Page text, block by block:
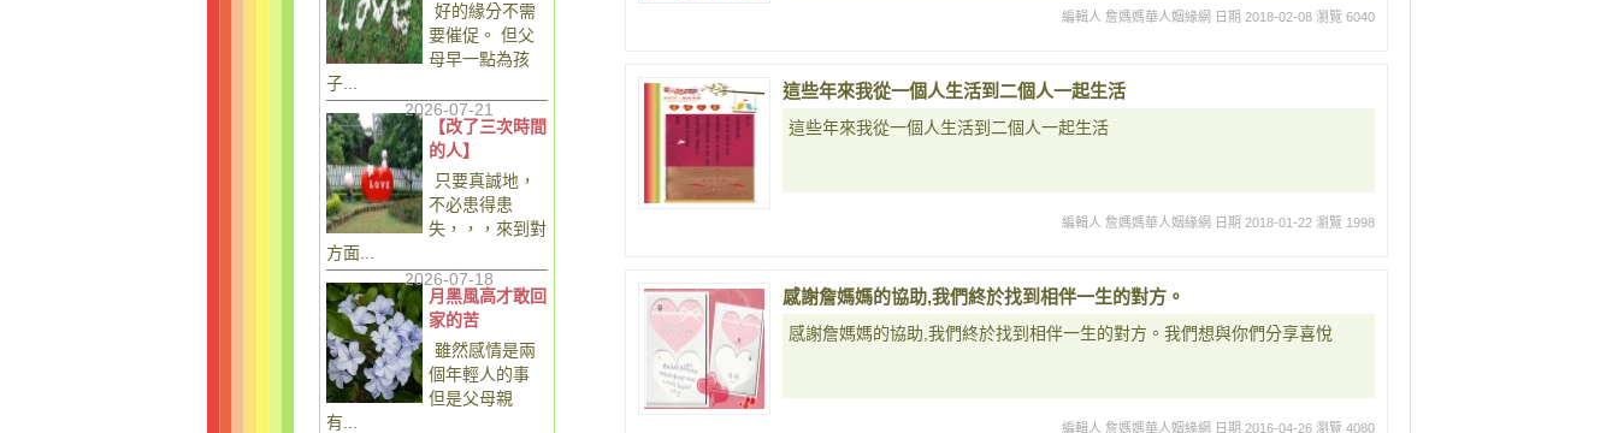
好的緣分不需
要催促。 但父
母早一點為孩
子...
2026-07-21
【改了三次時間
的人】
只要真誠地，
不必患得患
失，，，來到對
方面...
2026-07-18
月黑風高才敢回
家的苦
雖然感情是兩
個年輕人的事
但是父母親
有...
編輯人 詹媽媽華人姻緣網 日期 2018-02-08 瀏覽 6040
這些年來我從一個人生活到二個人一起生活
這些年來我從一個人生活到二個人一起生活
編輯人 詹媽媽華人姻緣網 日期 2018-01-22 瀏覽 1998
感謝詹媽媽的協助,我們終於找到相伴一生的對方。
感謝詹媽媽的協助,我們終於找到相伴一生的對方。我們想與你們分享喜悅
編輯人 詹媽媽華人姻緣網 日期 2016-04-26 瀏覽 4080